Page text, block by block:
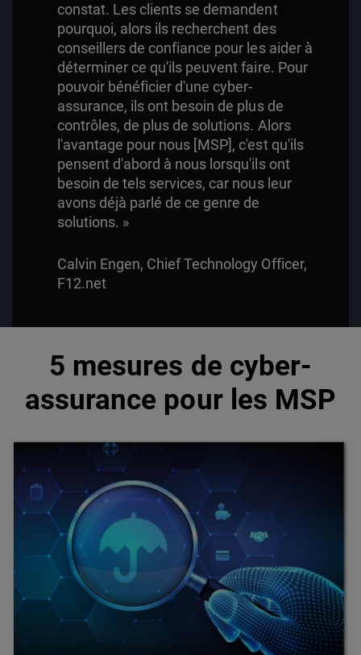
constat. Les clients se demandent
pourquoi, alors ils recherchent des
conseillers de confiance pour les aider à
déterminer ce qu'ils peuvent faire. Pour
pouvoir bénéficier d'une cyber-
assurance, ils ont besoin de plus de
contrôles, de plus de solutions. Alors
l'avantage pour nous [MSP], c'est qu'ils
pensent d'abord à nous lorsqu'ils ont
besoin de tels services, car nous leur
avons déjà parlé de ce genre de
solutions. »
Calvin Engen, Chief Technology Officer,
F12.net
5 mesures de cyber-
assurance pour les MSP